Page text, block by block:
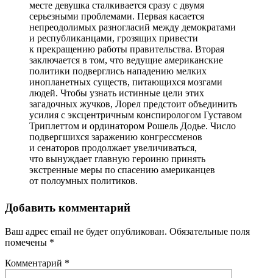
месте девушка сталкивается сразу с двумя
серьезными проблемами. Первая касается
непреодолимых разногласий между демократами
и республиканцами, грозящих привести
к прекращению работы правительства. Вторая
заключается в том, что ведущие американские
политики подверглись нападению мелких
инопланетных существ, питающихся мозгами
людей. Чтобы узнать истинные цели этих
загадочных жучков, Лорел предстоит объединить
усилия с эксцентричным конспирологом Густавом
Триплеттом и ординатором Рошель Додье. Число
подвергшихся заражению конгрессменов
и сенаторов продолжает увеличиваться,
что вынуждает главную героиню принять
экстренные меры по спасению американцев
от полоумных политиков.
Добавить комментарий
Ваш адрес email не будет опубликован. Обязательные поля
помечены *
Комментарий *